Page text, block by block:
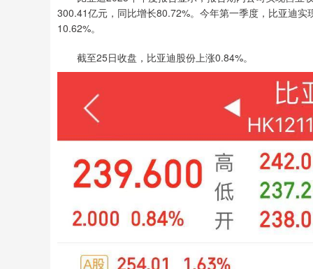
300.41亿元，同比增长80.72%。今年第一季度，比亚迪
10.62%。
截至25日收盘，比亚迪股份上涨0.84%。